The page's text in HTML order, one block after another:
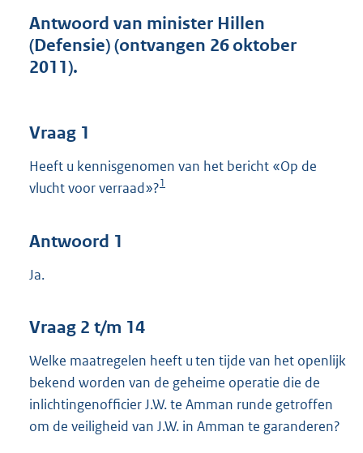
4
Antwoord van minister Hillen
(Defensie) (ontvangen 26 oktober
2011).
Vraag 1
Heeft u kennisgenomen van het bericht «Op de
vlucht voor verraad»?1
Antwoord 1
Ja.
Vraag 2 t/m 14
Welke maatregelen heeft u ten tijde van het openlijk
bekend worden van de geheime operatie die de
inlichtingenofficier J.W. te Amman runde getroffen
om de veiligheid van J.W. in Amman te garanderen?